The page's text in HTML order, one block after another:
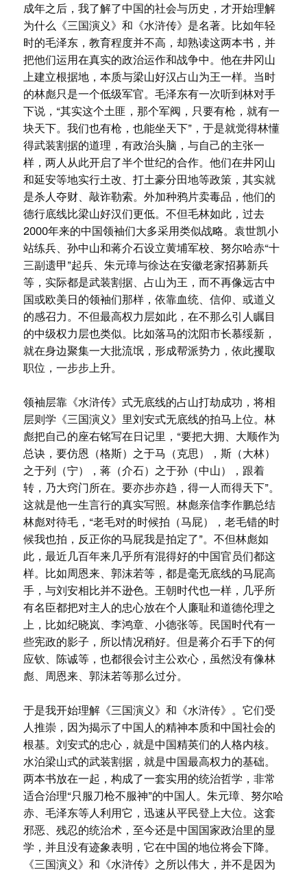
成年之后，我了解了中国的社会与历史，才开始理解
为什么《三国演义》和《水浒传》是名著。比如年轻
时的毛泽东，教育程度并不高，却熟读这两本书，并
把他们运用在真实的政治运作和战争中。他在井冈山
上建立根据地，本质与梁山好汉占山为王一样。当时
的林彪只是一个低级军官。毛泽东有一次听到林对手
下说，“其实这个土匪，那个军阀，只要有枪，就有一
块天下。我们也有枪，也能坐天下”，于是就觉得林懂
得武装割据的道理，有政治头脑，与自己的主张一
样，两人从此开启了半个世纪的合作。他们在井冈山
和延安等地实行土改、打土豪分田地等政策，其实就
是杀人夺财、敲诈勒索。外加种鸦片卖毒品，他们的
德行底线比梁山好汉们更低。不但毛林如此，过去
2000年来的中国领袖们大多采用类似战略。袁世凯小
站练兵、孙中山和蒋介石设立黄埔军校、努尔哈赤“十
三副遗甲”起兵、朱元璋与徐达在安徽老家招募新兵
等，实际都是武装割据、占山为王，而不再像远古中
国或欧美日的领袖们那样，依靠血统、信仰、或道义
的感召力。不但最高权力层如此，在不那么引人瞩目
的中级权力层也类似。比如落马的沈阳市长慕绥新，
就在身边聚集一大批流氓，形成帮派势力，依此攫取
职位，一步步上升。
领袖层靠《水浒传》式无底线的占山打劫成功，将相
层则学《三国演义》里刘安式无底线的拍马上位。林
彪把自己的座右铭写在日记里，“要把大拥、大顺作为
总诀，要仿恩（格斯）之于马（克思），斯（大林）
之于列（宁），蒋（介石）之于孙（中山），跟着
转，乃大窍门所在。要亦步亦趋，得一人而得天下”。
这就是他一生言行的真实写照。林彪亲信李作鹏总结
林彪对待毛，“老毛对的时候拍（马屁），老毛错的时
候我也拍，反正你的马屁我是拍定了”。不但林彪如
此，最近几百年来几乎所有混得好的中国官员们都这
样。比如周恩来、郭沫若等，都是毫无底线的马屁高
手，与刘安相比并不逊色。王朝时代也一样，几乎所
有名臣都把对主人的忠心放在个人廉耻和道德伦理之
上，比如纪晓岚、李鸿章、小德张等。民国时代有一
些宪政的影子，所以情况稍好。但是蒋介石手下的何
应钦、陈诚等，也都很会讨主公欢心，虽然没有像林
彪、周恩来、郭沫若等那么过分。
于是我开始理解《三国演义》和《水浒传》。它们受
人推崇，因为揭示了中国人的精神本质和中国社会的
根基。刘安式的忠心，就是中国精英们的人格内核。
水泊梁山式的武装割据，就是中国最高权力的基础。
两本书放在一起，构成了一套实用的统治哲学，非常
适合治理“只服刀枪不服神”的中国人。朱元璋、努尔哈
赤、毛泽东等人利用它，迅速从平民登上大位。这套
邪恶、残忍的统治术，至今还是中国国家政治里的显
学，并且没有迹象表明，它在中国的地位将会下降。
《三国演义》和《水浒传》之所以伟大，并不是因为